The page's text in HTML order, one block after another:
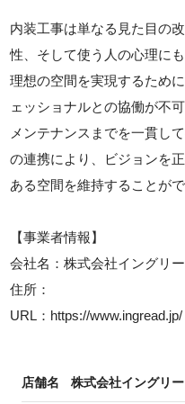
内装工事は単なる見た目の
性、そして使う人の心理に
理想の空間を実現するため
ェッショナルとの協働が不
メンテナンスまでを一貫し
の連携により、ビジョンを
ある空間を維持することがで
【事業者情報】
会社名：株式会社イングリ
住所：
URL：https://www.ingread.jp/
店舗名 株式会社イングリ